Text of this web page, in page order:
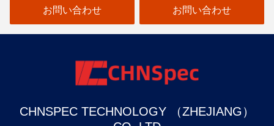
お問い合わせ
お問い合わせ
CHNSPEC TECHNOLOGY （ZHEJIANG）